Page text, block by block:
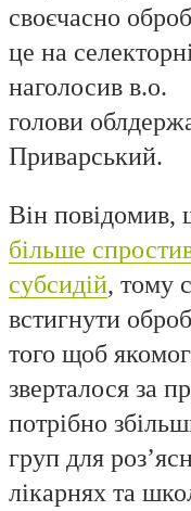
своєчасно
це на
наголосив в.о.
голови
Приварський.
Він повідомив,
більше
субсидій, тому
встигнути
того щоб
зверталося за
потрібно
груп для
лікарнях та